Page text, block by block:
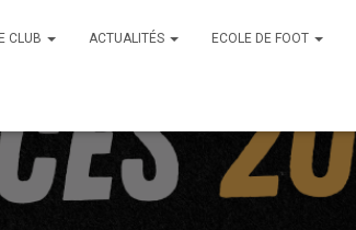
CLUB ACTUALITÉS ECOLE DE FOOT